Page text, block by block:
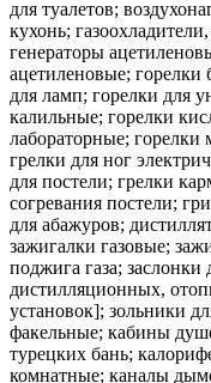
для туалетов;
кухонь;
генераторы
ацетиленовые; горелки
для ламп; горелки для
калильные; горелки
лабораторные; горелки
грелки для ног
для постели; грелки
согревания постели;
для абажуров;
зажигалки газовые;
поджига газа;
дистилляционных,
установок]; зольники
факельные; кабины
турецких бань;
комнатные; каналы